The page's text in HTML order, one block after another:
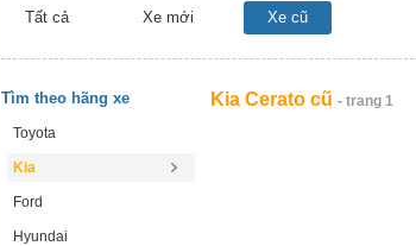
Tất cả Xe mới Xe cũ
Tìm theo hãng xe
Toyota
Kia
Ford
Hyundai
Kia Cerato cũ - trang 1